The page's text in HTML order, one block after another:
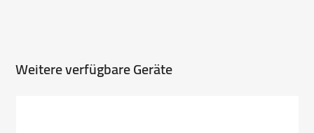
Weitere verfügbare Geräte